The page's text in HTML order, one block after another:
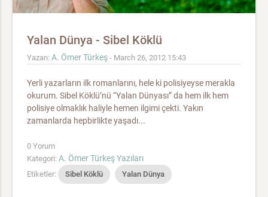
Yalan Dünya - Sibel Köklü
Yazan: A. Ömer Türkeş - March 26, 2012 15:43
Yerli yazarların ilk romanlarını, hele ki polisiyeyse merakla
okurum. Sibel Köklü’nü “Yalan Dünyası” da hem ilk hem
polisiye olmaklık haliyle hemen ilgimi çekti. Yakın
zamanlarda hepbirlikte yaşadı...
0 Yorum
Kategori: A. Ömer Türkeş Yazıları
Etiketler: Sibel Köklü Yalan Dünya